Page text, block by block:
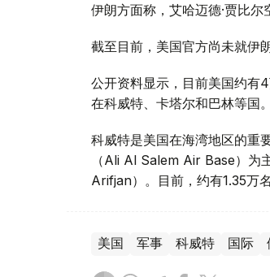
伊朗方面称，艾哈迈德·贾比
截至目前，美国官方尚未就伊
公开资料显示，目前美国约有
在科威特、卡塔尔和巴林等国。
科威特是美国在海湾地区的重
（Ali Al Salem Air Base）为
Arifjan）。目前，约有1.35万
美国 军事 科威特 国际